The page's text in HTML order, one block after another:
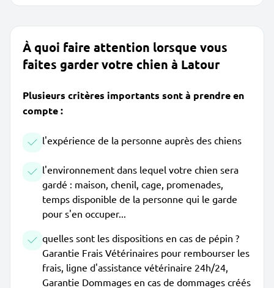
À quoi faire attention lorsque vous
faites garder votre chien à Latour
Plusieurs critères importants sont à prendre en
compte :
l'expérience de la personne auprès des chiens
l'environnement dans lequel votre chien sera
gardé : maison, chenil, cage, promenades,
temps disponible de la personne qui le garde
pour s'en occuper...
quelles sont les dispositions en cas de pépin ?
Garantie Frais Vétérinaires pour rembourser les
frais, ligne d'assistance vétérinaire 24h/24,
Garantie Dommages en cas de dommages créés